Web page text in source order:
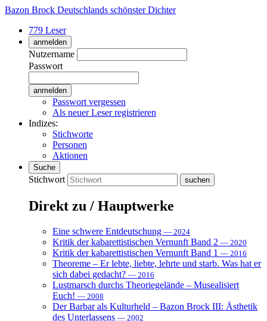
Bazon Brock Deutschlands schönster Dichter
779 Leser
anmelden
Nutzername
Passwort
Passwort vergessen
Als neuer Leser registrieren
Indizes:
Stichworte
Personen
Aktionen
Suche
Stichwort
Direkt zu / Hauptwerke
Eine schwere Entdeutschung — 2024
Kritik der kabarettistischen Vernunft Band 2 — 2020
Kritik der kabarettistischen Vernunft Band 1 — 2016
Theoreme – Er lebte, liebte, lehrte und starb. Was hat er
sich dabei gedacht? — 2016
Lustmarsch durchs Theoriegelände – Musealisiert
Euch! — 2008
Der Barbar als Kulturheld – Bazon Brock III: Ästhetik
des Unterlassens — 2002